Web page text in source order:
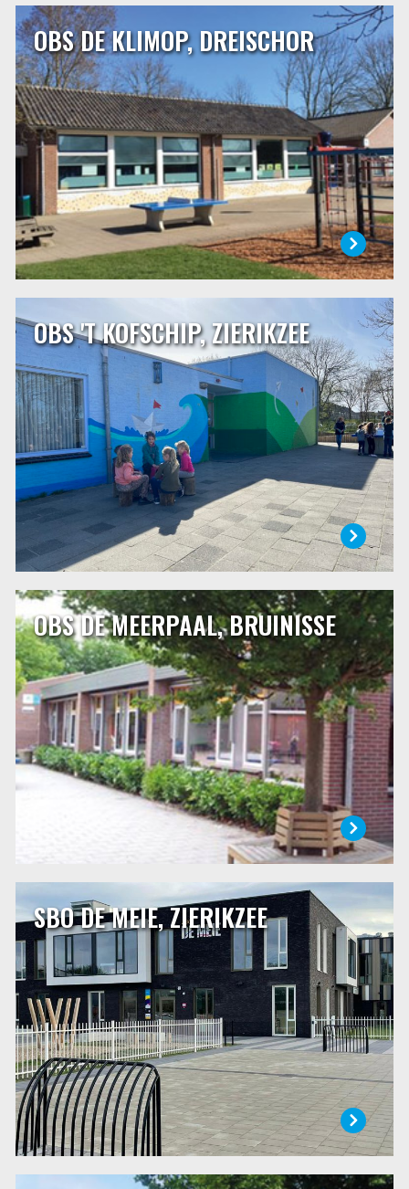
OBS DE KLIMOP, DREISCHOR
OBS DE KLIMOP, DREISCHOR
OBS De Klimop is een dorpsschool van ongeveer 75
leerlingen in Dreischor. Onze school is een openbare
school die een centrale plaats inneemt binnen de
dorpsgemeenschap. Wij staan voor samen, verbindend,
liefdevol, vol vertrouwen en met plezier! Het motto van
onze school is: ‘Zorg voor elkaar!’
LEES MEER
OBS 'T KOFSCHIP, ZIERIKZEE
OBS 'T KOFSCHIP, ZIERIKZEE
’t Kofschip geeft kinderen de ruimte, ruimte om te groeien
en te ontwikkelen. Die ruimte willen wij zeker bieden aan
onze leerlingen, maar daarnaast ook aan onszelf. Onze
school is de plek waar iedereen leert. De basisschool is een
belangrijke tijd uit het leven van kinderen, maar ook van
hun ouders.
LEES MEER
OBS DE MEERPAAL, BRUINISSE
OBS DE MEERPAAL, BRUINISSE
Openbare basisschool de Meerpaal is samen met twee
andere (bijzondere) scholen gevestigd in Bruinisse.
Afgelopen jaren hebben verschillende verbouwingen
plaatsgevonden, waardoor we meer ruimte tot onze
beschikking hebben gekregen. Verder is dit schooljaar ons
schoolplein vernieuwd en veranderd.
LEES MEER
SBO DE MEIE, ZIERIKZEESBO DE MEIE, ZIERIKZEE
De Meie is een speciale school voor basisonderwijs. Op
onze school vangen wij kinderen op die niet verder kunnen
op de gewone basisschool. Leerlingen volgen hier een
individueel programma en doen alle dingen die ze in een
“gewone” basisschool ook doen. In heel veel opzichten
zijn wij niet anders dan de basisschool in de buurt.
LEES MEER